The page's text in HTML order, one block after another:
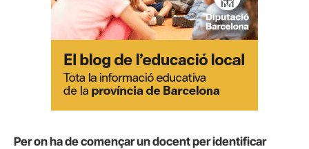
Per on ha de començar un docent per identificar